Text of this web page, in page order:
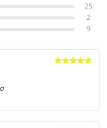
25
2
9